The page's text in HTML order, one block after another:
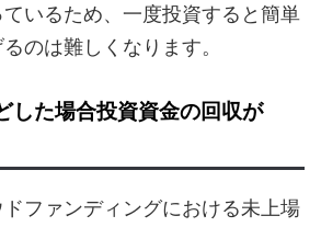
いるため、一度投資すると簡単
のは難しくなります。
した場合投資資金の回収が
ファンディングにおける未上場